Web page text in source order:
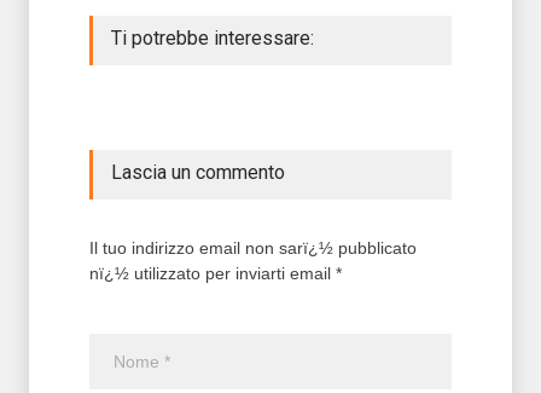
Ti potrebbe interessare:
Lascia un commento
Il tuo indirizzo email non sarï¿½ pubblicato
nï¿½ utilizzato per inviarti email *